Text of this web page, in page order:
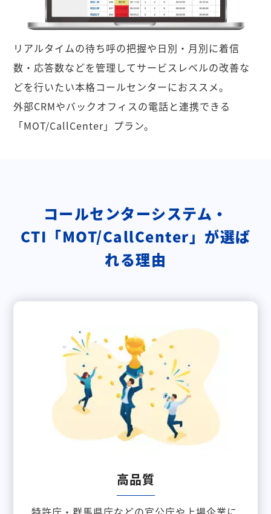
リアルタイムの待ち呼の把握や日別・月別に着信
数・応答数などを管理してサービスレベルの改善な
どを行いたい本格コールセンターにおススメ。
外部CRMやバックオフィスの電話と連携できる
「MOT/CallCenter」プラン。
コールセンターシステム・
CTI「MOT/CallCenter」が選ば
れる理由
高品質